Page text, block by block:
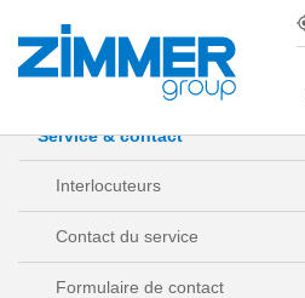
Démarrage Service & contact
Service & contact
Interlocuteurs
Contact du service
Formulaire de contact